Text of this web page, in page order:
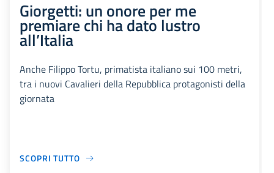
Giorgetti: un onore per me
premiare chi ha dato lustro
all’Italia
Anche Filippo Tortu, primatista italiano sui 100 metri,
tra i nuovi Cavalieri della Repubblica protagonisti della
giornata
SCOPRI TUTTO